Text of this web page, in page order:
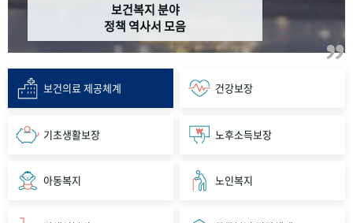
보건복지 분야
정책 역사서 모음
보건의료 제공체계 건강보장
기초생활보장 노후소득보장
아동복지 노인복지